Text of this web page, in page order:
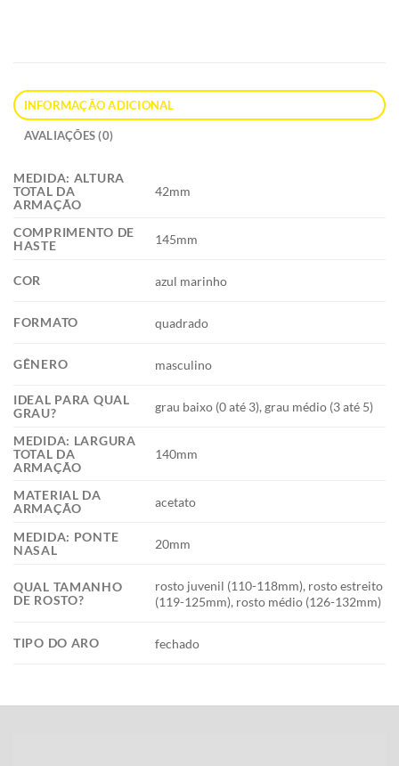
INFORMAÇÃO ADICIONAL
AVALIAÇÕES (0)
MEDIDA: ALTURA
TOTAL DA
ARMAÇÃO
42mm
COMPRIMENTO DE
HASTE
145mm
COR azul marinho
FORMATO quadrado
GÊNERO masculino
IDEAL PARA QUAL
GRAU?
grau baixo (0 até 3), grau médio (3 até 5)
MEDIDA: LARGURA
TOTAL DA
ARMAÇÃO
140mm
MATERIAL DA
ARMAÇÃO
acetato
MEDIDA: PONTE
NASAL
20mm
QUAL TAMANHO
DE ROSTO?
rosto juvenil (110-118mm), rosto estreito
(119-125mm), rosto médio (126-132mm)
TIPO DO ARO fechado